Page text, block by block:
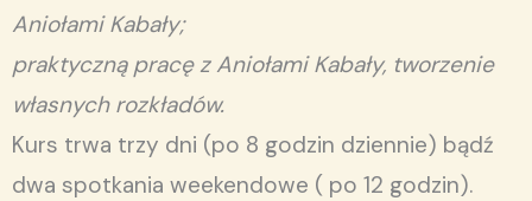
Aniołami Kabały;
praktyczną pracę z Aniołami Kabały, tworzenie
własnych rozkładów.
Kurs trwa trzy dni (po 8 godzin dziennie) bądź
dwa spotkania weekendowe ( po 12 godzin).